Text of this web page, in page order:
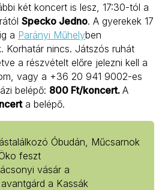
két koncert is lesz, 17:30-tól a
Specko Jedno. A gyerekek 17
a Parányi Műhelyben
Korhatár nincs. Játszós ruhát
a részvételt előre jelezni kell a
vagy a +36 20 941 9002-es
belépő: 800 Ft/koncert. A
a belépő.
Óbudán, Műcsarnok
feszt
vásár a
a Kassák